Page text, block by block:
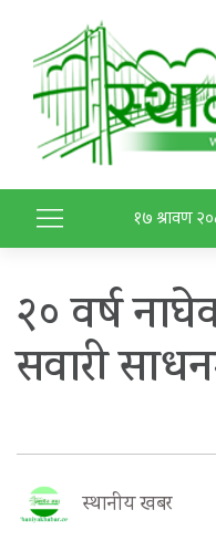
१७ श्रावण
२० वर्ष
सवारी
स्थानीय खबर